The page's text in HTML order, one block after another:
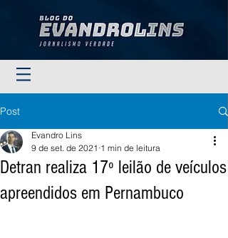
Post
Detran realiza 17º leilão de veículos
apreendidos em Pernambuco
Evandro Lins
9 de set. de 2021 1 min de leitura